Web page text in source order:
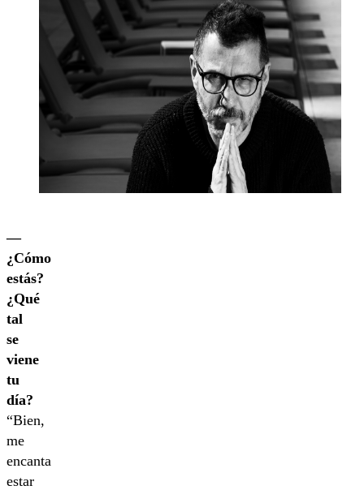
—
¿Cómo
estás?
¿Qué
tal
se
viene
tu
día?
“Bien,
me
encanta
estar